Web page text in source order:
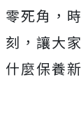
零死角，
刻，讓大
什麼保養